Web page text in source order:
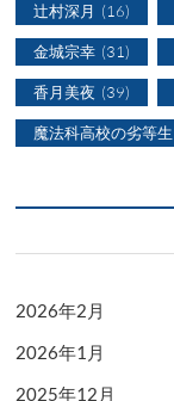
辻村深月 (16)
金城宗幸 (31)
香月美夜 (39)
魔法科高校の劣等生
2026年2月
2026年1月
2025年12月